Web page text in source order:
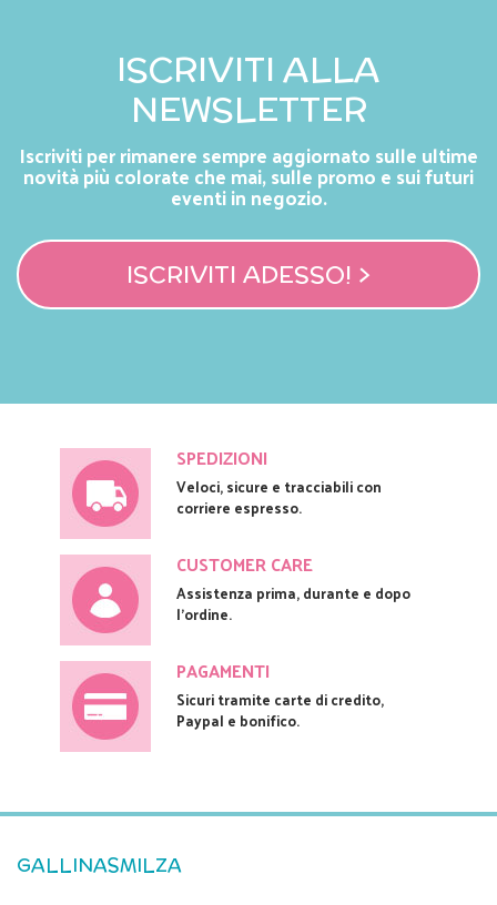
ISCRIVITI ALLA
NEWSLETTER
Iscriviti per rimanere sempre aggiornato sulle ultime
novità più colorate che mai, sulle promo e sui futuri
eventi in negozio.
ISCRIVITI ADESSO! >
SPEDIZIONI
Veloci, sicure e tracciabili con
corriere espresso.
CUSTOMER CARE
Assistenza prima, durante e dopo
l'ordine.
PAGAMENTI
Sicuri tramite carte di credito,
Paypal e bonifico.
GALLINASMILZA